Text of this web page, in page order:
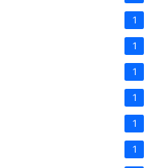
1
1
1
1
1
1